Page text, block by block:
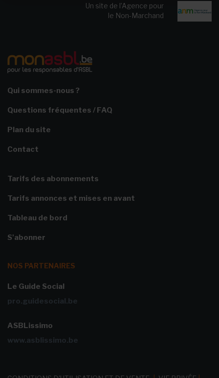
Un site de l’Agence pour
le Non-Marchand
Qui sommes-nous ?
Questions fréquentes / FAQ
Plan du site
Contact
Tarifs des abonnements
Tarifs annonces et mises en avant
Tableau de bord
S'abonner
NOS PARTENAIRES
Le Guide Social
pro.guidesocial.be
ASBLissimo
www.asblissimo.be